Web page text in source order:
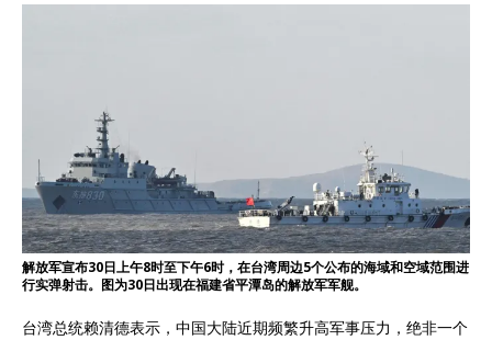
解放军宣布30日上午8时至下午6时，在台湾周边5个公布的海域和空域范围进
行实弹射击。图为30日出现在福建省平潭岛的解放军军舰。
台湾总统赖清德表示，中国大陆近期频繁升高军事压力，绝非一个